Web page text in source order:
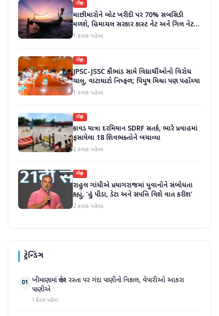
રાષ્ટ્રીય
માછીમારોને બોટ ખરીદી પર 70% સબસિડી
મળશે, હિમાચલ સરકાર કાસ્ટ નેટ અને ગિલ નેટ
પર 90% સબસિડી આપશે
1 કલાક પહેલા
રાષ્ટ્રીય
JPSC-JSSC કૌભાંડ સામે વિદ્યાર્થીઓનો વિરોધ
ચાલુ, વાટાઘાટો નિષ્ફળ; પિયુષ મિશ્રા પણ પહોંચ્યા
1 કલાક પહેલા
રાષ્ટ્રીય
કાવડ યાત્રા દરમિયાન SDRF સતર્ક, ભારે પ્રવાહમાં
ફસાયેલા 18 શિવભક્તોને બચાવ્યા
2 કલાક પહેલા
રાષ્ટ્રીય
રાહુલ ગાંધીએ પ્રયાગરાજમાં યુવાનોને સંબોધતા
કહ્યું, 'હું પીડા, ડેટા અને સંપત્તિ વિશે વાત કરીશ'
2 કલાક પહેલા
ટ્રેન્ડિંગ
01 ખીમાણામાં જાહેર રસ્તા પર ગંદા પાણીનો નિકાલ, વેપારીઓ આકરા
પાણીએ
1 દિવસ પહેલા